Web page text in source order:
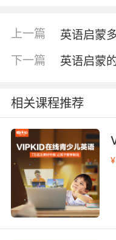
频、轻松，比一次
黄金窗口，抓听说
模仿欲更强，也更
阶段很容易建立
这阶段抓三件事就
一点点、能把英语
龙，就用恐龙主题
画，就边画边说
cat”。当英语不是
极性自然会被调动
但先把听力口语地
重视英语，这并不
写和单词表。走“
上一篇 英语启蒙
下一篇 英语启蒙
相关课程推荐
¥